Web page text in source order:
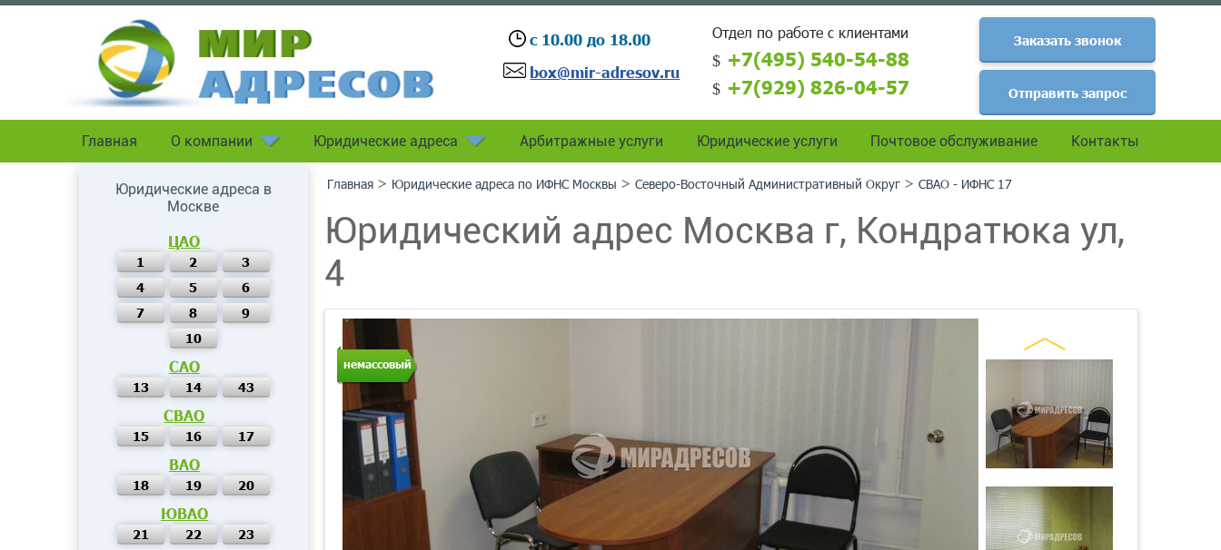
с 10.00 до 18.00
box@mir-adresov.ru
Отдел по работе с клиентами
+7(495) 540-54-88
+7(929) 826-04-57
Заказать звонок
Отправить запрос
Главная О компании Юридические адреса Арбитражные услуги Юридические услуги Почтовое обслуживание Контакты
Юридические адреса в
Москве
ЦАО
1 2
3
4
5
6
7
8
9
10
САО
13 14 43
СВАО
15 16 17
ВАО
18 19 20
ЮВАО
21 22 23
Главная > Юридические адреса по ИФНС Москвы > Северо-Восточный Административный Округ > СВАО - ИФНС 17
Юридический адрес Москва г, Кондратюка ул,
4
немассовый